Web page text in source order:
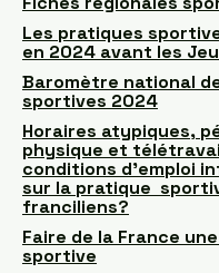
Les pratiques
en 2024 avant les
Baromètre national
sportives 2024
Horaires atypiques,
physique et
conditions d’emploi
sur la pratique
franciliens?
Faire de la France
sportive